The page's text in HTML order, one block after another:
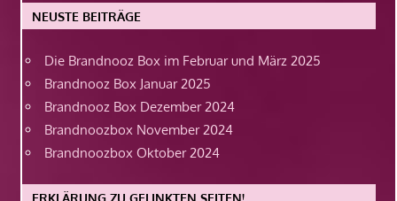
NEUSTE BEITRÄGE
Die Brandnooz Box im Februar und März 2025
Brandnooz Box Januar 2025
Brandnooz Box Dezember 2024
Brandnoozbox November 2024
Brandnoozbox Oktober 2024
ERKLÄRUNG ZU GELINKTEN SEITEN!